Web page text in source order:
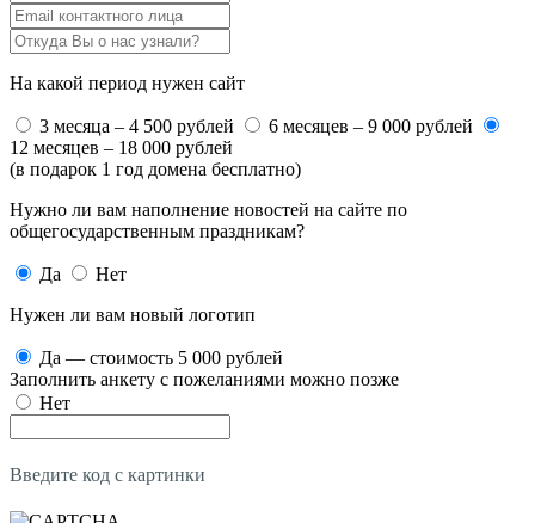
На какой период нужен сайт
3 месяца – 4 500 рублей
6 месяцев – 9 000 рублей
12 месяцев – 18 000 рублей
(в подарок 1 год домена бесплатно)
Нужно ли вам наполнение новостей на сайте по
общегосударственным праздникам?
Да
Нет
Нужен ли вам новый логотип
Да — стоимость 5 000 рублей
Заполнить анкету с пожеланиями можно позже
Нет
Введите код с картинки